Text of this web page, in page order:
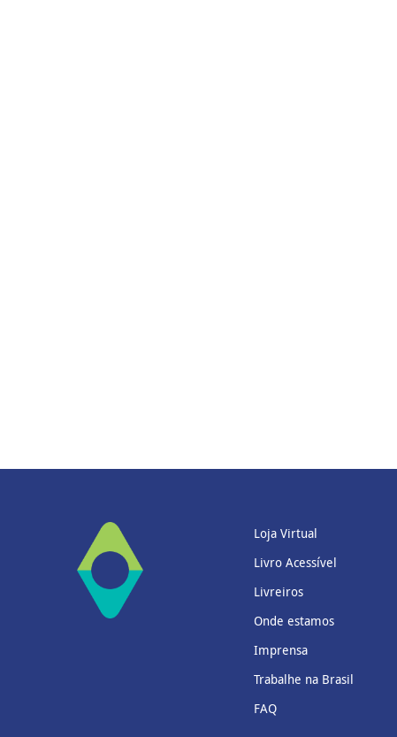
Loja Virtual
Livro Acessível
Livreiros
Onde estamos
Imprensa
Trabalhe na Brasil
FAQ